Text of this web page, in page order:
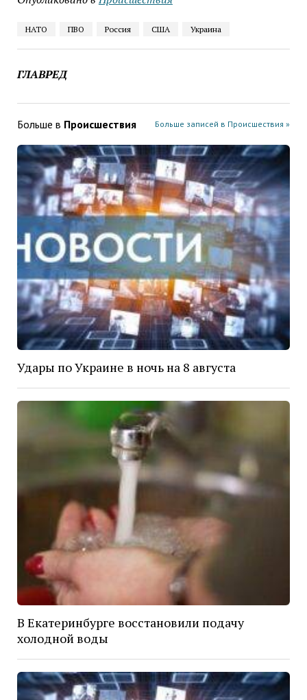
НАТО ПВО Россия США Украина
ГЛАВРЕД
Больше в Проиcшествия Больше записей в Проиcшествия »
Удары по Украине в ночь на 8 августа
В Екатеринбурге восстановили подачу
холодной воды